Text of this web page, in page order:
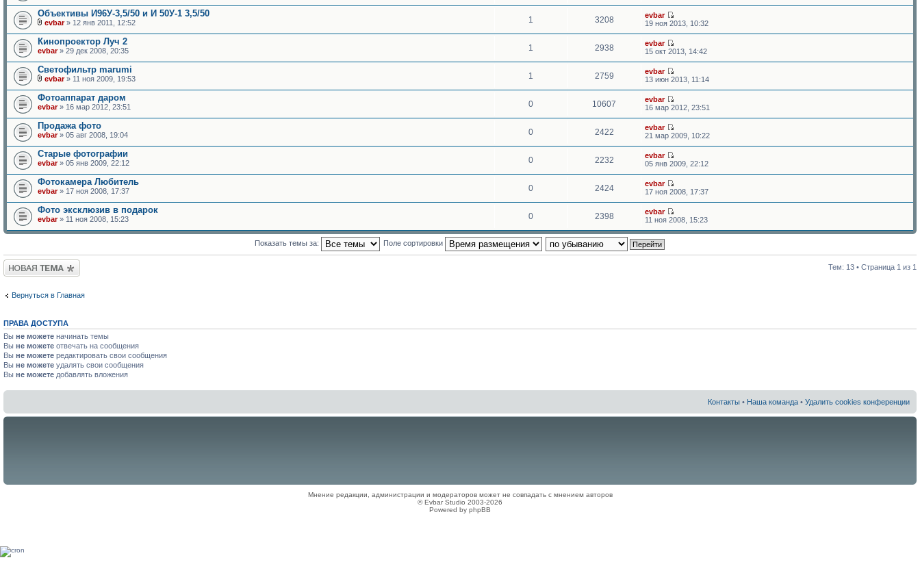
Объективы И96У-3,5/50 и И 50У-1 3,5/50
evbar» 12 янв 2011, 12:52 1 3208
evbar
19 ноя 2013, 10:32
Кинопроектор Луч 2
evbar» 29 дек 2008, 20:35 1 2938
evbar
15 окт 2013, 14:42
Светофильтр marumi
evbar» 11 ноя 2009, 19:53 1 2759
evbar
13 июн 2013, 11:14
Фотоаппарат даром
evbar» 16 мар 2012, 23:51 0 10607
evbar
16 мар 2012, 23:51
Продажа фото
evbar» 05 авг 2008, 19:04 0 2422
evbar
21 мар 2009, 10:22
Старые фотографии
evbar» 05 янв 2009, 22:12 0 2232
evbar
05 янв 2009, 22:12
Фотокамера Любитель
evbar» 17 ноя 2008, 17:37 0 2424
evbar
17 ноя 2008, 17:37
Фото эксклюзив в подарок
evbar» 11 ноя 2008, 15:23 0 2398
evbar
11 ноя 2008, 15:23
Показать темы за: Поле сортировки
Новая тема Тем: 13 • Страница 1 из 1
Вернуться в Главная
ПРАВА ДОСТУПА
Вы не можете начинать темы
Вы не можете отвечать на сообщения
Вы не можете редактировать свои сообщения
Вы не можете удалять свои сообщения
Вы не можете добавлять вложения
Контакты • Наша команда • Удалить cookies конференции
Мнение редакции, администрации и модераторов может не совпадать с мнением авторов
© Evbar Studio 2003-2026
Powered by phpBB